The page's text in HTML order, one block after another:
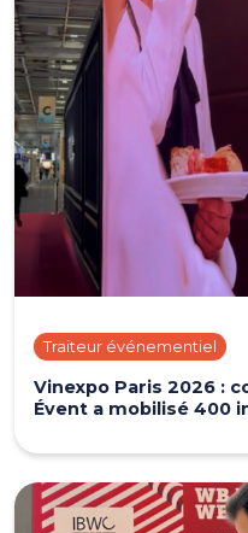
Traiteur événementiel
Vinexpo Paris 2026 :
Évent a mobilisé 400